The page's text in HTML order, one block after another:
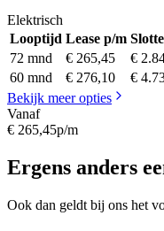
Elektrisch
Looptijd Lease p/m
72 mnd
€ 265,45
€
60 mnd
€ 276,10
€
Bekijk meer opties
Vanaf
€ 265,45p/m
Ergens anders
Ook dan geldt bij ons het